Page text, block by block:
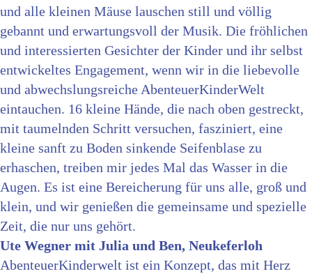
und alle kleinen Mäuse lauschen still und völlig
gebannt und erwartungsvoll der Musik. Die fröhlichen
und interessierten Gesichter der Kinder und ihr selbst
entwickeltes Engagement, wenn wir in die liebevolle
und abwechslungsreiche AbenteuerKinderWelt
eintauchen. 16 kleine Hände, die nach oben gestreckt,
mit taumelnden Schritt versuchen, fasziniert, eine
kleine sanft zu Boden sinkende Seifenblase zu
erhaschen, treiben mir jedes Mal das Wasser in die
Augen. Es ist eine Bereicherung für uns alle, groß und
klein, und wir genießen die gemeinsame und spezielle
Zeit, die nur uns gehört.
Ute Wegner mit Julia und Ben, Neukeferloh
AbenteuerKinderwelt ist ein Konzept, das mit Herz